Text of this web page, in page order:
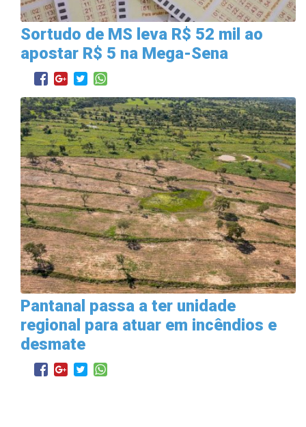
Sortudo de MS leva R$ 52 mil ao
apostar R$ 5 na Mega-Sena
Pantanal passa a ter unidade
regional para atuar em incêndios e
desmate